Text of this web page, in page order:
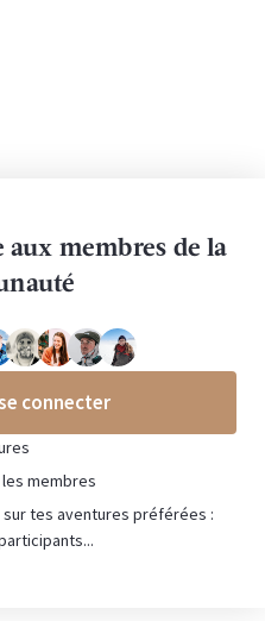
aux membres de la
connecter
membres
tes aventures préférées :